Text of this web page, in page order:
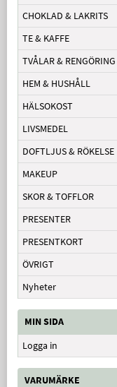
CHOKLAD & LAKRITS
TE & KAFFE
TVÅLAR & RENGÖRING
HEM & HUSHÅLL
HÄLSOKOST
LIVSMEDEL
DOFTLJUS & RÖKELSE
MAKEUP
SKOR & TOFFLOR
PRESENTER
PRESENTKORT
ÖVRIGT
Nyheter
MIN SIDA
Logga in
VARUMÄRKE